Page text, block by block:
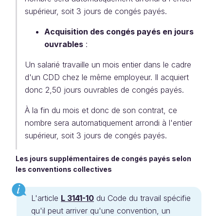
supérieur, soit 3 jours de congés payés.
Acquisition des congés payés en jours
ouvrables :
Un salarié travaille un mois entier dans le cadre
d'un CDD chez le même employeur. Il acquiert
donc 2,50 jours ouvrables de congés payés.
À la fin du mois et donc de son contrat, ce
nombre sera automatiquement arrondi à l'entier
supérieur, soit 3 jours de congés payés.
Les jours supplémentaires de congés payés selon
les conventions collectives
L'article L 3141-10 du Code du travail spécifie
qu'il peut arriver qu'une convention, un